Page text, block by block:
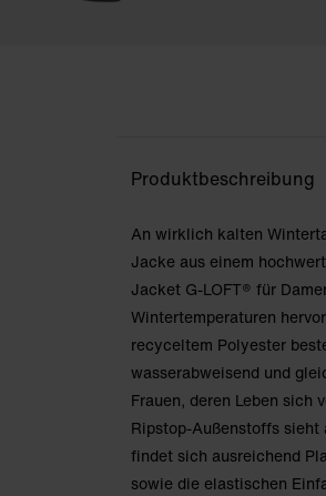
Produktbeschreibung
An wirklich kalten
Jacke aus einem
Jacket G-LOFT® für
Wintertemperaturen
recyceltem Polyester
wasserabweisend und
Frauen, deren Leben sich
Ripstop-Außenstoffs sieht
findet sich ausreichend
sowie die elastischen